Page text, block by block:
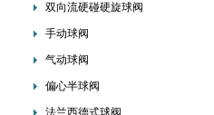
双向流硬碰硬旋球阀
手动球阀
气动球阀
偏心半球阀
法兰西德式球阀